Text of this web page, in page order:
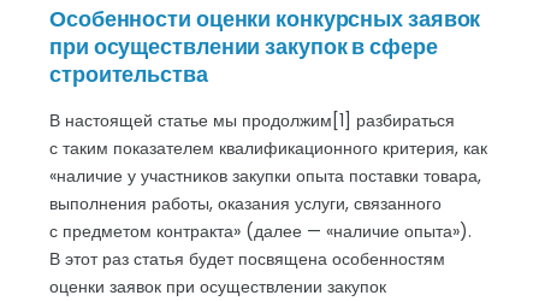
Особенности оценки конкурсных заявок
при осуществлении закупок в сфере
строительства
В настоящей статье мы продолжим[1] разбираться
с таким показателем квалификационного критерия, как
«наличие у участников закупки опыта поставки товара,
выполнения работы, оказания услуги, связанного
с предметом контракта» (далее — «наличие опыта»).
В этот раз статья будет посвящена особенностям
оценки заявок при осуществлении закупок